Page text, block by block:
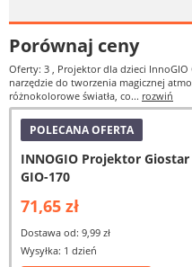
Porównaj ceny
Oferty: 3 , Projektor dla dzieci InnoGIO
narzędzie do tworzenia magicznej
różnokolorowe światła, co... rozwiń
POLECANA OFERTA
INNOGIO Projektor
GIO-170
71,65 zł
Dostawa od: 9,99 zł
Wysyłka: 1 dzień